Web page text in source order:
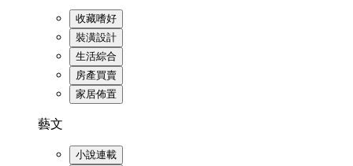
收藏嗜好
裝潢設計
生活綜合
房產買賣
家居佈置
藝文
小說連載